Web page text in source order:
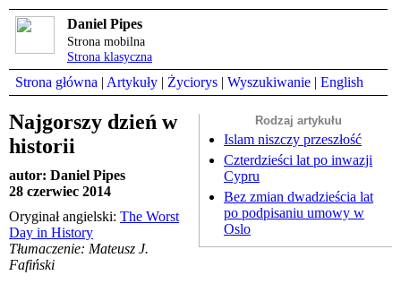
Daniel Pipes
Strona mobilna
Strona klasyczna
Strona główna | Artykuły | Życiorys | Wyszukiwanie | English
Rodzaj artykułu
Islam niszczy przeszłość
Czterdzieści lat po inwazji
Cypru
Bez zmian dwadzieścia lat
po podpisaniu umowy w
Oslo
Najgorszy dzień w
historii
autor: Daniel Pipes
28 czerwiec 2014
Oryginał angielski: The Worst
Day in History
Tłumaczenie: Mateusz J.
Fafiński